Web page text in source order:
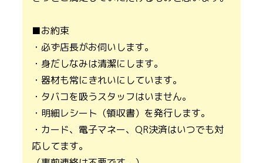
■お約束
・必ず店長がお伺いします。
・身だしなみは清潔にします。
・器材も常にきれいにしています。
・タバコを吸うスタッフはいません。
・明細レシート（領収書）を発行します。
・カード、電子マネー、QR決済はいつでも対
応してます。